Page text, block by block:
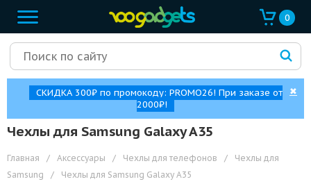
0
СКИДКА 300₽ по промокоду: PROMO26! При заказе от
2000₽!
✖
Чехлы для Samsung Galaxy A35
Главная / Аксессуары / Чехлы для телефонов /
Чехлы для
Samsung
/ Чехлы для Samsung Galaxy A35